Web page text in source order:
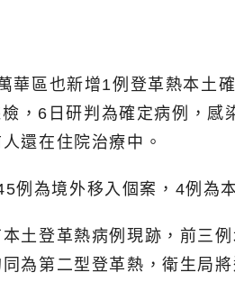
區也新增1例登革熱本土
，6日研判為確定病例，感
還在住院治療中。
例為境外移入個案，4例為
土登革熱病例現跡，前三
為第二型登革熱，衛生局將